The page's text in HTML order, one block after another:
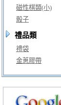
磁性棋類(小)
骰子
禮品類
禮袋
金蔥膠帶